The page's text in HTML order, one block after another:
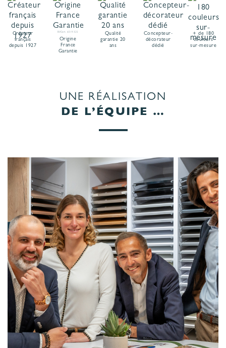
Créateur
français
depuis 1927
BVCert. 6019325
Origine
France
Garantie
Qualité
garantie 20
ans
Concepteur-
décorateur
dédié
+ de 180
couleurs
sur-mesure
UNE RÉALISATION
DE L’ÉQUIPE …